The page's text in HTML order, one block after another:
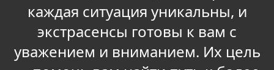
каждая ситуация уникальны, и
экстрасенсы готовы к вам с
уважением и вниманием. Их цель